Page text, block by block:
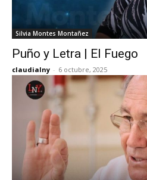
Silvia Montes Montañez
Puño y Letra | El Fuego
claudialny - 6 octubre, 2025